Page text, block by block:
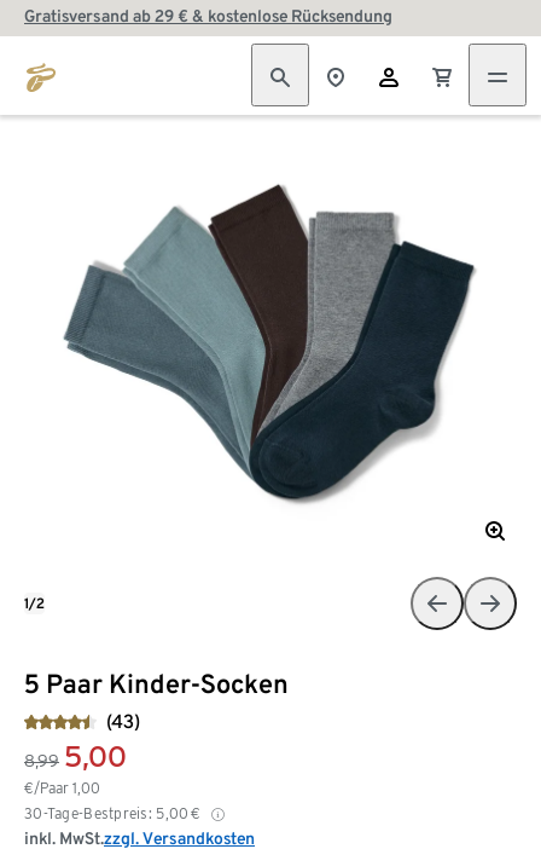
Gratisversand ab 29 € & kostenlose Rücksendung
5 Paar Kinder-Socken
(43)
8,99 5,00
€/Paar 1,00
30-Tage-Bestpreis: 5,00 €
inkl. MwSt.zzgl. Versandkosten
1/2